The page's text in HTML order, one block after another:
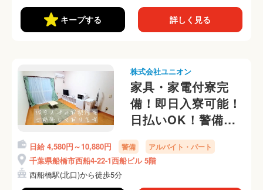
キープする 詳しく見る
株式会社ユニオン
家具・家電付寮完
備！即日入寮可能！
日払いOK！警備員
さん募集中☆
日給 4,580円～10,880円 警備 アルバイト・パート
千葉県船橋市西船4-22-1西船ビル 5階
西船橋駅(北口)から徒歩5分